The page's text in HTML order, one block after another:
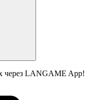
через LANGAME App!